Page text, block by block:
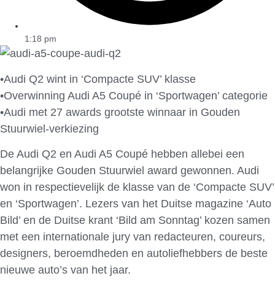
1:18 pm
•Audi Q2 wint in ‘Compacte SUV’ klasse
•Overwinning Audi A5 Coupé in ‘Sportwagen’ categorie
•Audi met 27 awards grootste winnaar in Gouden
Stuurwiel-verkiezing
De Audi Q2 en Audi A5 Coupé hebben allebei een
belangrijke Gouden Stuurwiel award gewonnen. Audi
won in respectievelijk de klasse van de ‘Compacte SUV’
en ‘Sportwagen’. Lezers van het Duitse magazine ‘Auto
Bild’ en de Duitse krant ‘Bild am Sonntag’ kozen samen
met een internationale jury van redacteuren, coureurs,
designers, beroemdheden en autoliefhebbers de beste
nieuwe auto’s van het jaar.